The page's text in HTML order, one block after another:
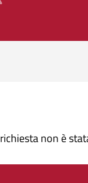
di pane
non è